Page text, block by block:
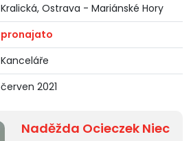
Kralická, Ostrava - Mariánské Hory
pronajato
Kanceláře
červen 2021
Naděžda Ocieczek Niec